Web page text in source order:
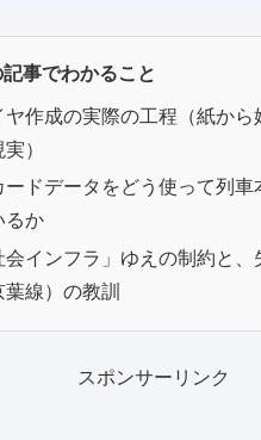
事でわかること
ヤ作成の実際の工程（紙か
）
ードデータをどう使って列車
るか
会インフラ」ゆえの制約と
葉線）の教訓
スポンサーリンク